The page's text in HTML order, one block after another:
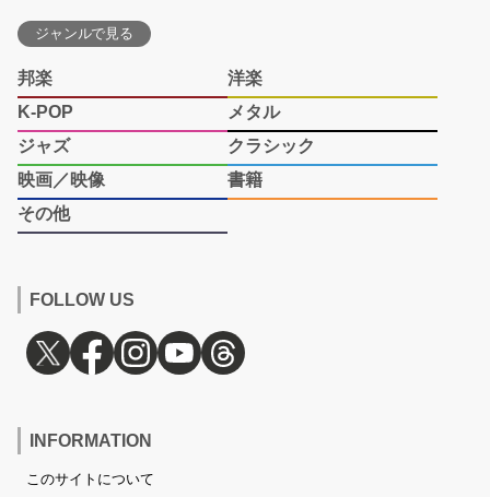
ジャンルで見る
邦楽
洋楽
K-POP
メタル
ジャズ
クラシック
映画／映像
書籍
その他
FOLLOW US
INFORMATION
このサイトについて